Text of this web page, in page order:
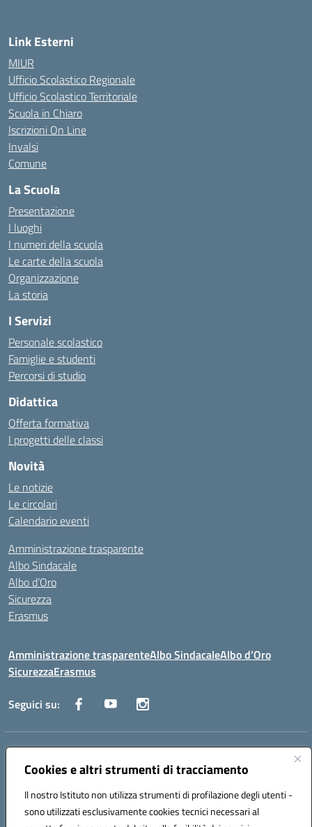
Cookies e altri strumenti di tracciamento
Il nostro Istituto non utilizza strumenti di profilazione degli utenti -
sono utilizzati esclusivamente cookies tecnici necessari al
Link Esterni
MIUR
Ufficio Scolastico Regionale
Ufficio Scolastico Territoriale
Scuola in Chiaro
Iscrizioni On Line
Invalsi
Comune
La Scuola
Presentazione
I luoghi
I numeri della scuola
Le carte della scuola
Organizzazione
La storia
I Servizi
Personale scolastico
Famiglie e studenti
Percorsi di studio
Didattica
Offerta formativa
I progetti delle classi
Novità
Le notizie
Le circolari
Calendario eventi
Amministrazione trasparente
Albo Sindacale
Albo d’Oro
Sicurezza
Erasmus
Amministrazione trasparenteAlbo SindacaleAlbo d’Oro
SicurezzaErasmus
Seguici su:
Indirizzo:
Centralino:0885.426034 Email:FGTD02000P@istruzione.it
Codice fiscale: 81002930717
Codice meccanografico:
FGTD02000P